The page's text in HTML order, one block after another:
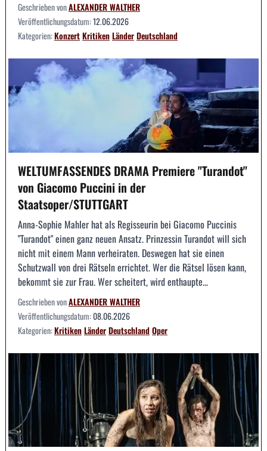
Geschrieben vonALEXANDER WALTHER
Veröffentlichungsdatum:12.06.2026
Kategorien:KonzertKritikenLänderDeutschland
WELTUMFASSENDES DRAMA Premiere "Turandot"
von Giacomo Puccini in der
Staatsoper/STUTTGART
Anna-Sophie Mahler hat als Regisseurin bei Giacomo Puccinis
"Turandot" einen ganz neuen Ansatz. Prinzessin Turandot will sich
nicht mit einem Mann verheiraten. Deswegen hat sie einen
Schutzwall von drei Rätseln errichtet. Wer die Rätsel lösen kann,
bekommt sie zur Frau. Wer scheitert, wird enthaupte...
Geschrieben vonALEXANDER WALTHER
Veröffentlichungsdatum:08.06.2026
Kategorien:KritikenLänderDeutschlandOper